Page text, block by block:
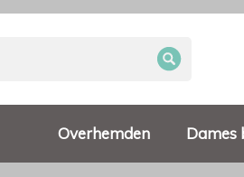
Overhemden Dames